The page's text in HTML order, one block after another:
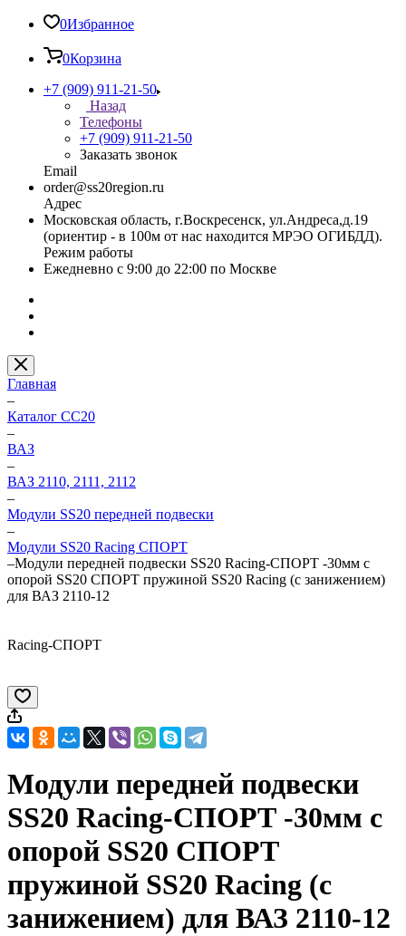
0Избранное
0Корзина
+7 (909) 911-21-50
Назад
Телефоны
+7 (909) 911-21-50
Заказать звонок
Email
order@ss20region.ru
Адрес
Московская область, г.Воскресенск, ул.Андреса,д.19
(ориентир - в 100м от нас находится МРЭО ОГИБДД).
Режим работы
Ежедневно с 9:00 до 22:00 по Москве
Главная
–
Каталог CC20
–
ВАЗ
–
ВАЗ 2110, 2111, 2112
–
Модули SS20 передней подвески
–
Модули SS20 Racing СПОРТ
–Модули передней подвески SS20 Racing-СПОРТ -30мм c
опорой SS20 СПОРТ пружиной SS20 Racing (с занижением)
для ВАЗ 2110-12
Racing-СПОРТ
Модули передней подвески
SS20 Racing-СПОРТ -30мм c
опорой SS20 СПОРТ
пружиной SS20 Racing (с
занижением) для ВАЗ 2110-12